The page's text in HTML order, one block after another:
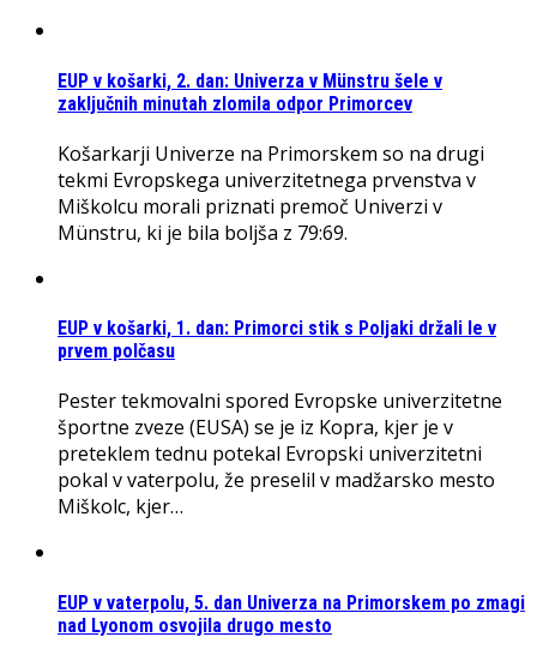
EUP v košarki, 2. dan: Univerza v Münstru šele v
zaključnih minutah zlomila odpor Primorcev
Košarkarji Univerze na Primorskem so na drugi
tekmi Evropskega univerzitetnega prvenstva v
Miškolcu morali priznati premoč Univerzi v
Münstru, ki je bila boljša z 79:69.
EUP v košarki, 1. dan: Primorci stik s Poljaki držali le v
prvem polčasu
Pester tekmovalni spored Evropske univerzitetne
športne zveze (EUSA) se je iz Kopra, kjer je v
preteklem tednu potekal Evropski univerzitetni
pokal v vaterpolu, že preselil v madžarsko mesto
Miškolc, kjer…
EUP v vaterpolu, 5. dan Univerza na Primorskem po zmagi
nad Lyonom osvojila drugo mesto